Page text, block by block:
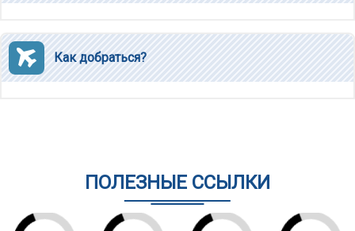
Как добраться?
ПОЛЕЗНЫЕ ССЫЛКИ